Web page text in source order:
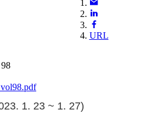
URL
1. 23 ~ 1. 27)